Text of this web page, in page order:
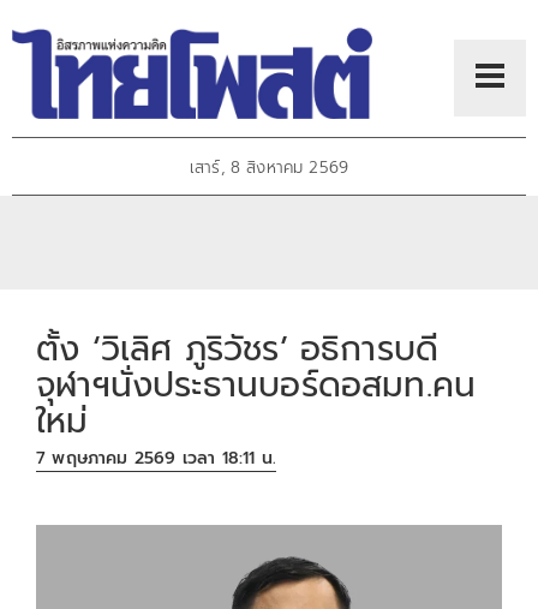
เสาร์, 8 สิงหาคม 2569
ตั้ง ‘วิเลิศ ภูริวัชร’ อธิการบดี
จุฬาฯนั่งประธานบอร์ดอสมท.คน
ใหม่
7 พฤษภาคม 2569 เวลา 18:11 น.